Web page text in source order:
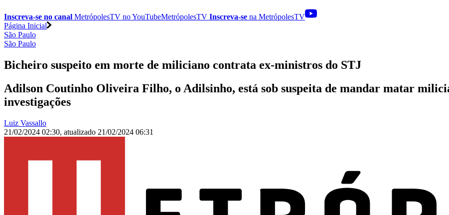
Inscreva-se no canal MetrópolesTV noYouTubeMetrópolesTV Inscreva-se na MetrópolesTV
Página Inicial
São Paulo
São Paulo
Bicheiro suspeito em morte de miliciano contrata ex-ministros do STJ
Adilson Coutinho Oliveira Filho, o Adilsinho, está sob suspeita de mandar matar
investigações
Luiz Vassallo
21/02/2024 02:30, atualizado 21/02/2024 06:31